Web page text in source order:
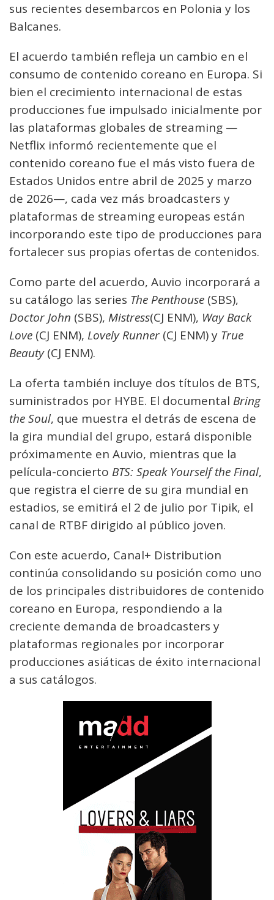
sus recientes desembarcos en Polonia y los
Balcanes.
El acuerdo también refleja un cambio en el
consumo de contenido coreano en Europa. Si
bien el crecimiento internacional de estas
producciones fue impulsado inicialmente por
las plataformas globales de streaming —
Netflix informó recientemente que el
contenido coreano fue el más visto fuera de
Estados Unidos entre abril de 2025 y marzo
de 2026—, cada vez más broadcasters y
plataformas de streaming europeas están
incorporando este tipo de producciones para
fortalecer sus propias ofertas de contenidos.
Como parte del acuerdo, Auvio incorporará a
su catálogo las series The Penthouse (SBS),
Doctor John (SBS), Mistress(CJ ENM), Way Back
Love (CJ ENM), Lovely Runner (CJ ENM) y True
Beauty(CJ ENM).
La oferta también incluye dos títulos de BTS,
suministrados por HYBE. El documental Bring
the Soul, que muestra el detrás de escena de
la gira mundial del grupo, estará disponible
próximamente en Auvio, mientras que la
película-concierto BTS: Speak Yourself the Final,
que registra el cierre de su gira mundial en
estadios, se emitirá el 2 de julio por Tipik, el
canal de RTBF dirigido al público joven.
Con este acuerdo, Canal+ Distribution
continúa consolidando su posición como uno
de los principales distribuidores de contenido
coreano en Europa, respondiendo a la
creciente demanda de broadcasters y
plataformas regionales por incorporar
producciones asiáticas de éxito internacional
a sus catálogos.